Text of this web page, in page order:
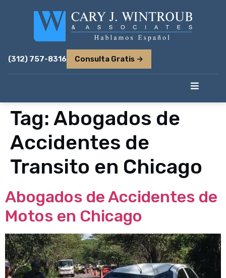
(312) 757-8316 Consulta Gratis →
Tag: Abogados de
Accidentes de
Transito en Chicago
Abogados de Accidentes de
Motos en Chicago